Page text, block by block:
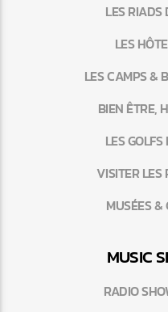
LES RIADS
LES
LES CAMPS &
BIEN ÊTRE,
LES
VISITER LES
MUSÉES &
MUSIC
RADIO